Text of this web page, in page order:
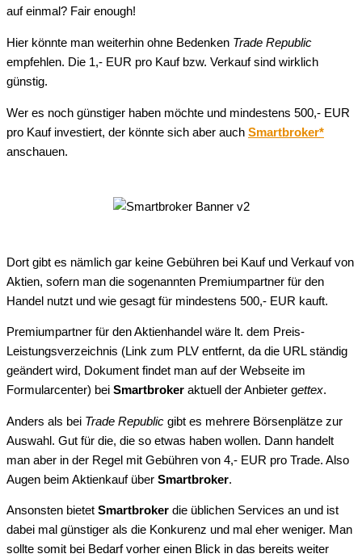
auf einmal? Fair enough!
Hier könnte man weiterhin ohne Bedenken Trade Republic
empfehlen. Die 1,- EUR pro Kauf bzw. Verkauf sind wirklich
günstig.
Wer es noch günstiger haben möchte und mindestens 500,- EUR
pro Kauf investiert, der könnte sich aber auch Smartbroker*
anschauen.
Dort gibt es nämlich gar keine Gebühren bei Kauf und Verkauf von
Aktien, sofern man die sogenannten Premiumpartner für den
Handel nutzt und wie gesagt für mindestens 500,- EUR kauft.
Premiumpartner für den Aktienhandel wäre lt. dem Preis-
Leistungsverzeichnis (Link zum PLV entfernt, da die URL ständig
geändert wird, Dokument findet man auf der Webseite im
Formularcenter) bei Smartbroker aktuell der Anbieter gettex.
Anders als bei Trade Republic gibt es mehrere Börsenplätze zur
Auswahl. Gut für die, die so etwas haben wollen. Dann handelt
man aber in der Regel mit Gebühren von 4,- EUR pro Trade. Also
Augen beim Aktienkauf über Smartbroker.
Ansonsten bietet Smartbroker die üblichen Services an und ist
dabei mal günstiger als die Konkurenz und mal eher weniger. Man
sollte somit bei Bedarf vorher einen Blick in das bereits weiter